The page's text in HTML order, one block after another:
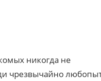
никогда не
чрезвычайно